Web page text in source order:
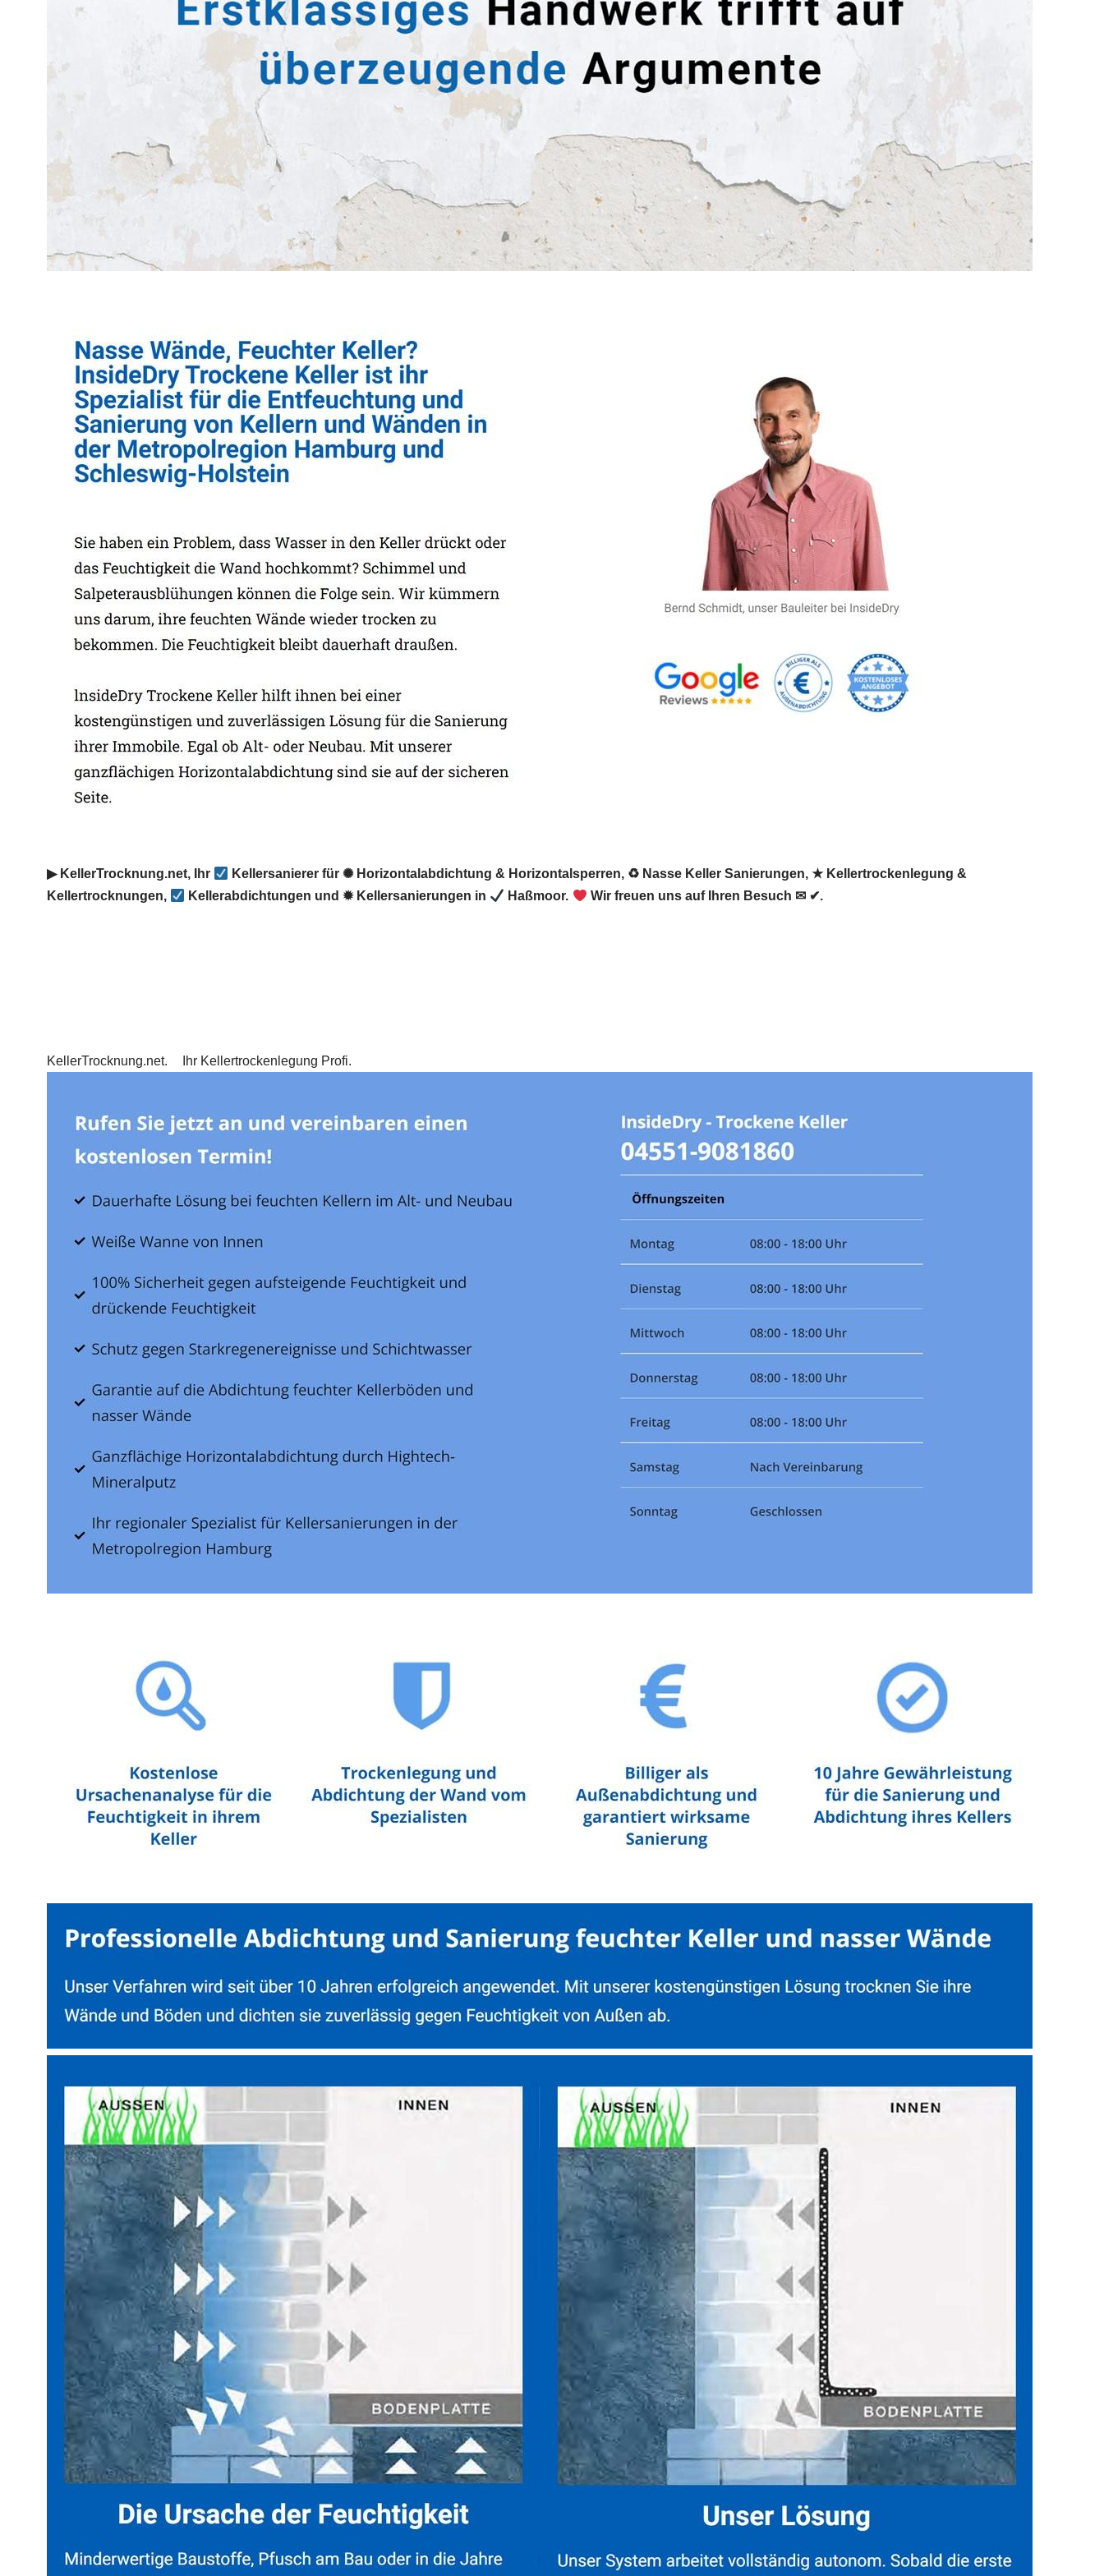
▶︎ KellerTrocknung.net, Ihr
Kellersanierer für ✺ Horizontalabdichtung & Horizontalsperren, ♻ Nasse Keller Sanierungen, ★ Kellertrockenlegung &
Kellertrocknungen,
Kellerabdichtungen und ✹ Kellersanierungen in Haßmoor. Wir freuen uns auf Ihren Besuch ✉ ✔.
KellerTrocknung.net. Ihr Kellertrockenlegung Profi.